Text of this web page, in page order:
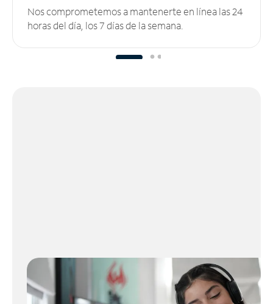
Nos comprometemos a mantenerte en línea las 24
horas del día, los 7 días de la semana.